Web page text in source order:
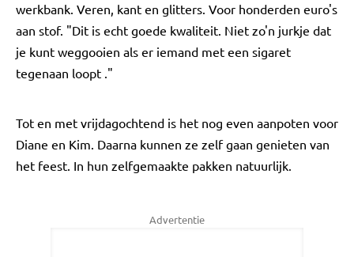
werkbank. Veren, kant en glitters. Voor honderden euro's
aan stof. "Dit is echt goede kwaliteit. Niet zo'n jurkje dat
je kunt weggooien als er iemand met een sigaret
tegenaan loopt ."
Tot en met vrijdagochtend is het nog even aanpoten voor
Diane en Kim. Daarna kunnen ze zelf gaan genieten van
het feest. In hun zelfgemaakte pakken natuurlijk.
Advertentie